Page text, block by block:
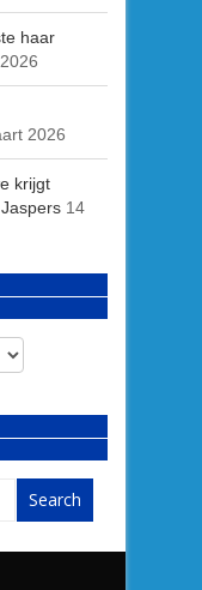
haar
2026
krijgt
14